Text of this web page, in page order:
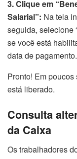
3. Clique em
Salarial”: Na tela
seguida, selecione
se você está
data de pagamento.
Pronto! Em
está liberado.
Consulta
da Caixa
Os trabalhadores